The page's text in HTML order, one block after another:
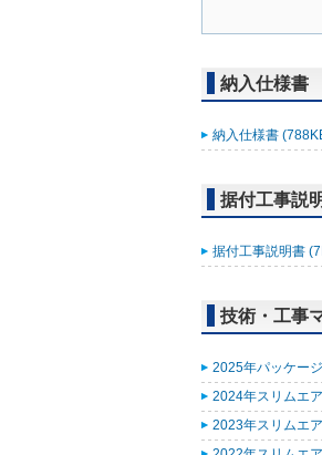
納入仕様書
納入仕様書
据付工事説
据付工事説明書
技術・工事
2025年パッケー
2024年スリムエ
2023年スリムエ